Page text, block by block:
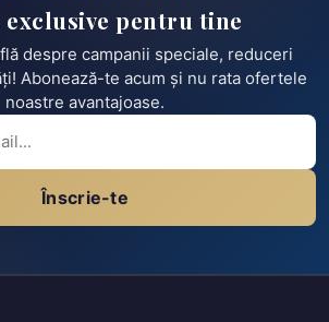
exclusive pentru tine
despre campanii speciale, reduceri
Abonează-te acum și nu rata ofertele
noastre avantajoase.
Înscrie-te